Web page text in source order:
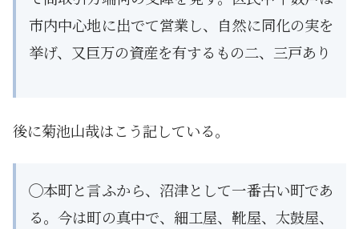
市内中心地に出でて営業し、自然に同化の実を
挙げ、又巨万の資産を有するもの二、三戸あり
後に菊池山哉はこう記している。
◯本町と言ふから、沼津として一番古い町であ
る。今は町の真中で、細工屋、靴屋、太鼓屋、